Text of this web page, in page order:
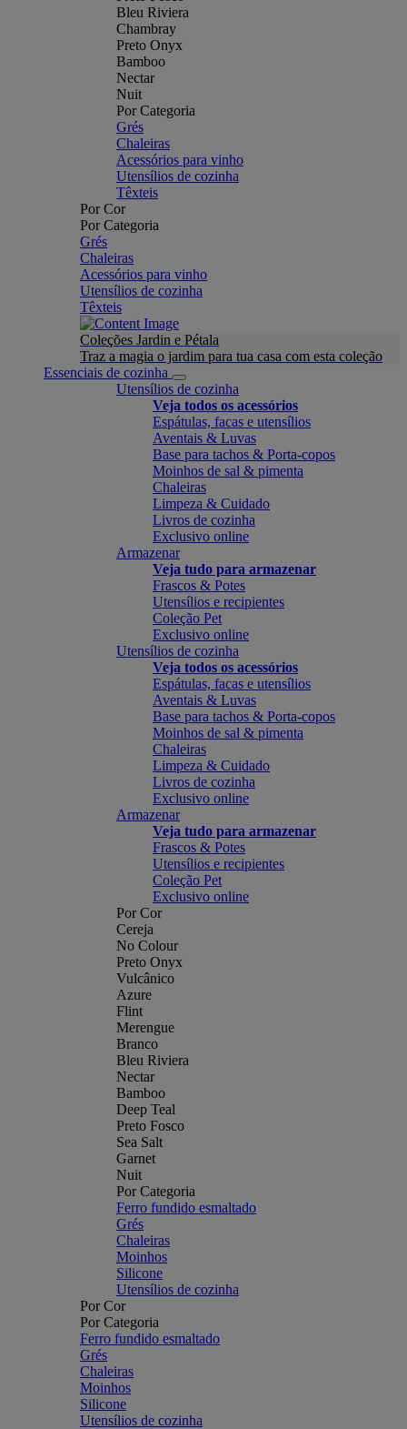
Bleu Riviera
Chambray
Preto Onyx
Bamboo
Nectar
Nuit
Por Categoria
Grés
Chaleiras
Acessórios para vinho
Utensílios de cozinha
Têxteis
Por Cor
Por Categoria
Grés
Chaleiras
Acessórios para vinho
Utensílios de cozinha
Têxteis
Coleções Jardin e Pétala
Traz a magia o jardim para tua casa com esta coleção
Essenciais de cozinha
Utensílios de cozinha
Veja todos os acessórios
Espátulas, facas e utensílios
Aventais & Luvas
Base para tachos & Porta-copos
Moinhos de sal & pimenta
Chaleiras
Limpeza & Cuidado
Livros de cozinha
Exclusivo online
Armazenar
Veja tudo para armazenar
Frascos & Potes
Utensílios e recipientes
Coleção Pet
Exclusivo online
Utensílios de cozinha
Veja todos os acessórios
Espátulas, facas e utensílios
Aventais & Luvas
Base para tachos & Porta-copos
Moinhos de sal & pimenta
Chaleiras
Limpeza & Cuidado
Livros de cozinha
Exclusivo online
Armazenar
Veja tudo para armazenar
Frascos & Potes
Utensílios e recipientes
Coleção Pet
Exclusivo online
Por Cor
Cereja
No Colour
Preto Onyx
Vulcânico
Azure
Flint
Merengue
Branco
Bleu Riviera
Nectar
Bamboo
Deep Teal
Preto Fosco
Sea Salt
Garnet
Nuit
Por Categoria
Ferro fundido esmaltado
Grés
Chaleiras
Moinhos
Silicone
Utensílios de cozinha
Por Cor
Por Categoria
Ferro fundido esmaltado
Grés
Chaleiras
Moinhos
Silicone
Utensílios de cozinha